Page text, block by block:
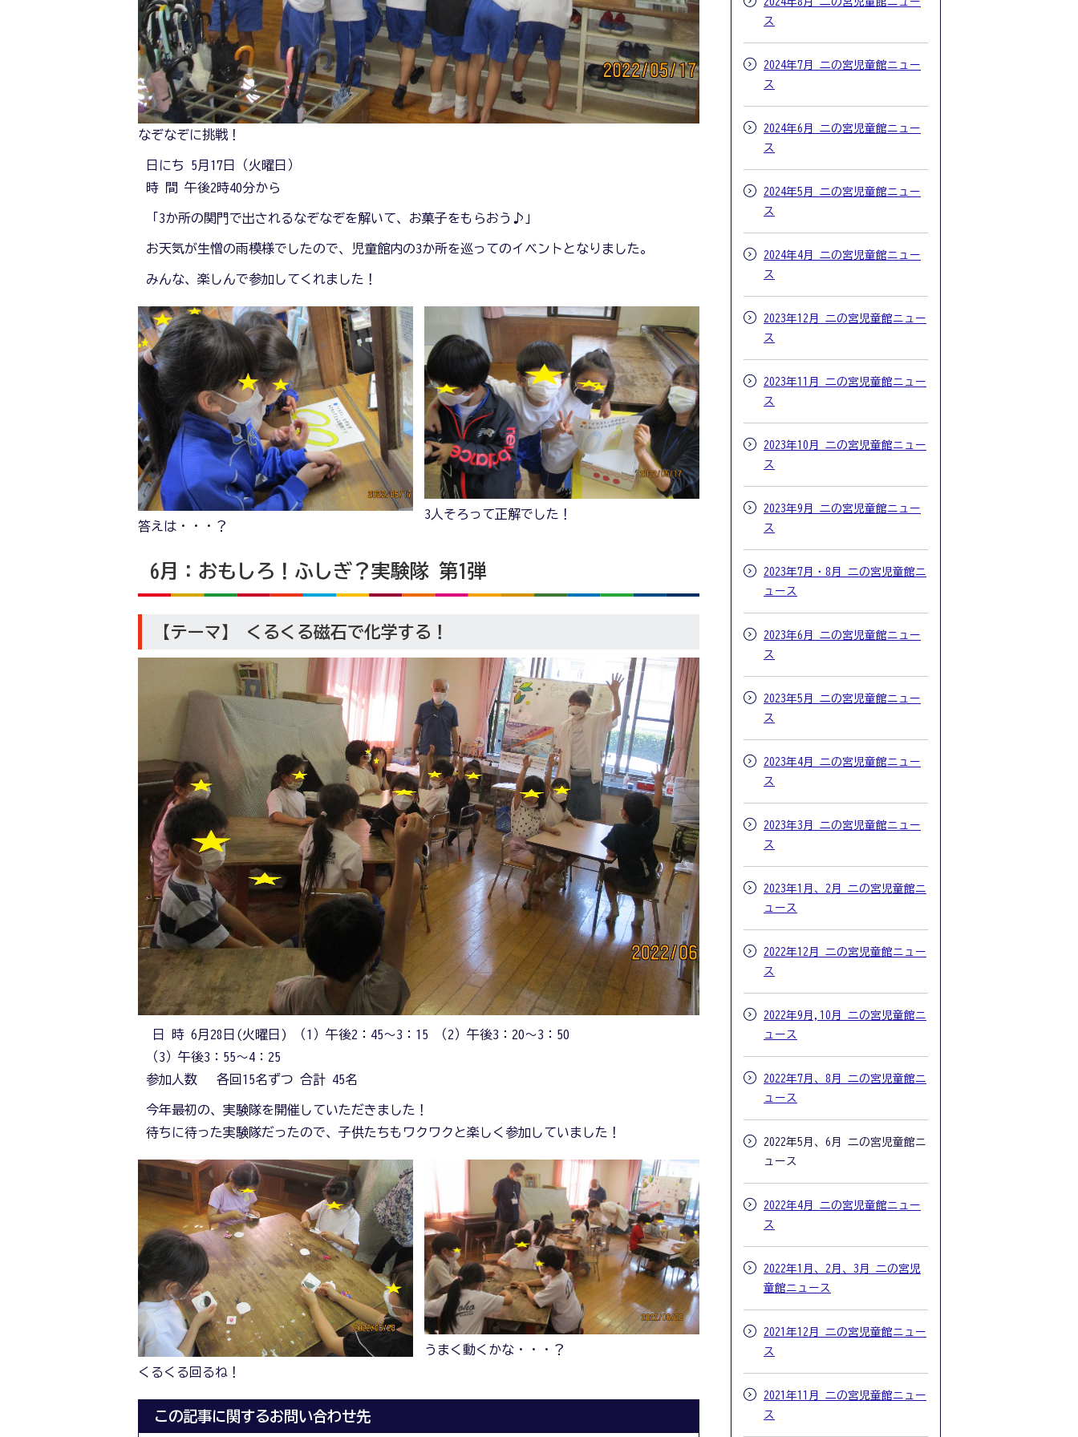
なぞなぞに挑戦！
日にち 5月17日（火曜日）
時 間 午後2時40分から
「3か所の関門で出されるなぞなぞを解いて、お菓子をもらおう♪」
お天気が生憎の雨模様でしたので、児童館内の3か所を巡ってのイベントとなりました。
みんな、楽しんで参加してくれました！
答えは・・・？
3人そろって正解でした！
6月：おもしろ！ふしぎ？実験隊 第1弾
【テーマ】 くるくる磁石で化学する！
日 時 6月28日(火曜日) （1）午後2：45～3：15 （2）午後3：20～3：50
（3）午後3：55～4：25
参加人数 各回15名ずつ 合計 45名
今年最初の、実験隊を開催していただきました！
待ちに待った実験隊だったので、子供たちもワクワクと楽しく参加していました！
くるくる回るね！
うまく動くかな・・・？
この記事に関するお問い合わせ先
ス
2024年7月 二の宮児童館ニュー
ス
2024年6月 二の宮児童館ニュー
ス
2024年5月 二の宮児童館ニュー
ス
2024年4月 二の宮児童館ニュー
ス
2023年12月 二の宮児童館ニュー
ス
2023年11月 二の宮児童館ニュー
ス
2023年10月 二の宮児童館ニュー
ス
2023年9月 二の宮児童館ニュー
ス
2023年7月・8月 二の宮児童館ニ
ュース
2023年6月 二の宮児童館ニュー
ス
2023年5月 二の宮児童館ニュー
ス
2023年4月 二の宮児童館ニュー
ス
2023年3月 二の宮児童館ニュー
ス
2023年1月、2月 二の宮児童館ニ
ュース
2022年12月 二の宮児童館ニュー
ス
2022年9月,10月 二の宮児童館ニ
ュース
2022年7月、8月 二の宮児童館ニ
ュース
2022年5月、6月 二の宮児童館ニ
ュース
2022年4月 二の宮児童館ニュー
ス
2022年1月、2月、3月 二の宮児
童館ニュース
2021年12月 二の宮児童館ニュー
ス
2021年11月 二の宮児童館ニュー
ス